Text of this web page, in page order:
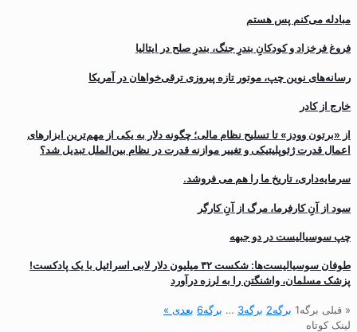
مبادله می‌کنم پس هستم
فروغ فرخزاد و کودکانِ بندرِ جنگ، بندرِ صلح در ایتالیا
رسانه‌های نوین چپ، موتور تازه پیروزی ترقی‌خواهان در آمریکا
خارج از کادر
از «برتون وودز» تا تسلیح نظام مالی؛ چگونه دلار به یکی از مهم‌ترین ابزارهای
اعمال قدرت ژئوپلیتیکی و تغییر موازنه قدرت در نظام بین‌الملل تبدیل شد؟
سرمایه‌داری، تاریخ ما را هم می فروشد.
سود از آنِ کارفرما، مرگ از آنِ کارگر
چپ سوسیالیست در دو جبهه
طوفان سوسیالیست‌ها: شکست ۳۲ میلیون دلار لابی اسرائیل با یک پادکست!
پزشک مسلمان، واشنگتن را به لرزه درآورد
« قبلی برگه1 برگه2 برگه3
… برگه6 بعدی »
لینک کوتاه